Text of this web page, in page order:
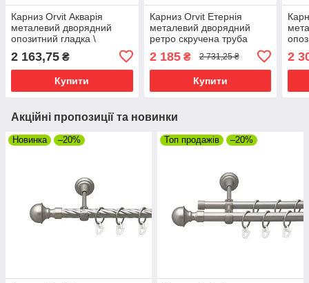
Карниз Orvit Акварія
металевий дворядний
опозитний гладка \
металеве Антик 25\19 мм
300 см (7524039)
2 163,75 ₴
Купити
Карниз Orvit Етернія
металевий дворядний
ретро скручена труба
кільце металеве Золото
25\19 мм 300 см (00-
00010898)
2 185₴ 2 731,25 ₴
Купити
300
2
Акційні пропозиції та новинки
Новинка –20% Топ продажів –20%